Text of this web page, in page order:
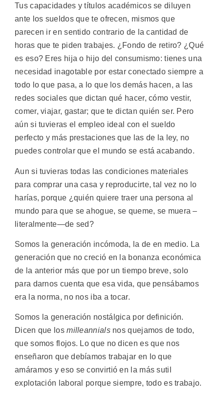
Tus capacidades y títulos académicos se diluyen
ante los sueldos que te ofrecen, mismos que
parecen ir en sentido contrario de la cantidad de
horas que te piden trabajes. ¿Fondo de retiro? ¿Qué
es eso? Eres hija o hijo del consumismo: tienes una
necesidad inagotable por estar conectado siempre a
todo lo que pasa, a lo que los demás hacen, a las
redes sociales que dictan qué hacer, cómo vestir,
comer, viajar, gastar; que te dictan quién ser. Pero
aún si tuvieras el empleo ideal con el sueldo
perfecto y más prestaciones que las de la ley, no
puedes controlar que el mundo se está acabando.
Aun si tuvieras todas las condiciones materiales
para comprar una casa y reproducirte, tal vez no lo
harías, porque ¿quién quiere traer una persona al
mundo para que se ahogue, se queme, se muera –
literalmente—de sed?
Somos la generación incómoda, la de en medio. La
generación que no creció en la bonanza económica
de la anterior más que por un tiempo breve, solo
para darnos cuenta que esa vida, que pensábamos
era la norma, no nos iba a tocar.
Somos la generación nostálgica por definición.
Dicen que losmilleannialsnos quejamos de todo,
que somos flojos. Lo que no dicen es que nos
enseñaron que debíamos trabajar en lo que
amáramos y eso se convirtió en la más sutil
explotación laboral porque siempre, todo es trabajo.